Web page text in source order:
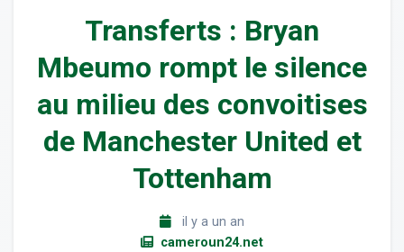
Transferts : Bryan
Mbeumo rompt le silence
au milieu des convoitises
de Manchester United et
Tottenham
il y a un an
cameroun24.net